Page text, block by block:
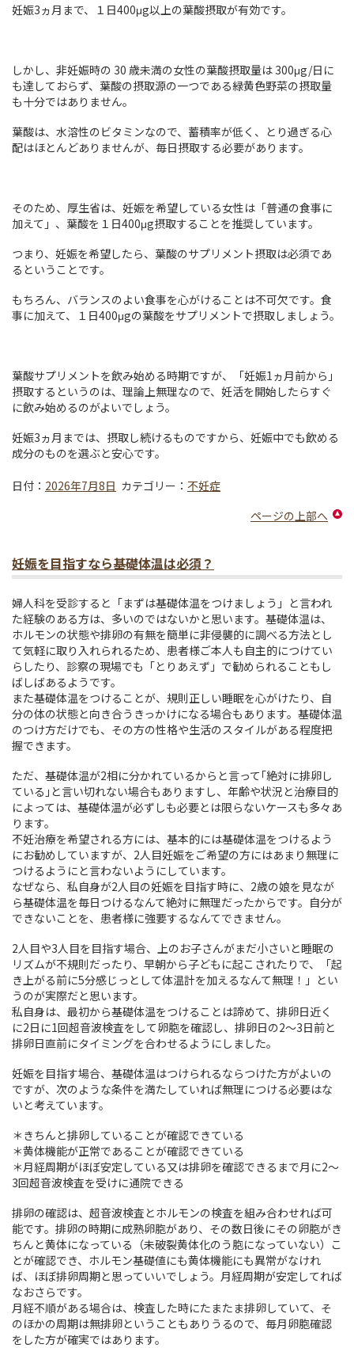
妊娠3ヵ月まで、１日400μg以上の葉酸摂取が有効です。
しかし、非妊娠時の 30 歳未満の女性の葉酸摂取量は 300μg/日に
も達しておらず、葉酸の摂取源の一つである緑黄色野菜の摂取量
も十分ではありません。
葉酸は、水溶性のビタミンなので、蓄積率が低く、とり過ぎる心
配はほとんどありませんが、毎日摂取する必要があります。
そのため、厚生省は、妊娠を希望している女性は「普通の食事に
加えて」、葉酸を１日400μg摂取することを推奨しています。
つまり、妊娠を希望したら、葉酸のサプリメント摂取は必須であ
るということです。
もちろん、バランスのよい食事を心がけることは不可欠です。食
事に加えて、１日400μgの葉酸をサプリメントで摂取しましょう。
葉酸サプリメントを飲み始める時期ですが、「妊娠1ヵ月前から」
摂取するというのは、理論上無理なので、妊活を開始したらすぐ
に飲み始めるのがよいでしょう。
妊娠3ヵ月までは、摂取し続けるものですから、妊娠中でも飲める
成分のものを選ぶと安心です。
日付： 2026年7月8日 カテゴリー： 不妊症
ページの上部へ
妊娠を目指すなら基礎体温は必須？
婦人科を受診すると「まずは基礎体温をつけましょう」と言われ
た経験のある方は、多いのではないかと思います。基礎体温は、
ホルモンの状態や排卵の有無を簡単に非侵襲的に調べる方法とし
て気軽に取り入れられるため、患者様ご本人も自主的につけてい
らしたり、診察の現場でも「とりあえず」で勧められることもし
ばしばあるようです。
また基礎体温をつけることが、規則正しい睡眠を心がけたり、自
分の体の状態と向き合うきっかけになる場合もあります。基礎体温
のつけ方だけでも、その方の性格や生活のスタイルがある程度把
握できます。
ただ、基礎体温が2相に分かれているからと言って｢絶対に排卵し
ている｣と言い切れない場合もありますし、年齢や状況と治療目的
によっては、基礎体温が必ずしも必要とは限らないケースも多々あ
ります。
不妊治療を希望される方には、基本的には基礎体温をつけるよう
にお勧めしていますが、2人目妊娠をご希望の方にはあまり無理に
つけるようにと言わないようにしています。
なぜなら、私自身が2人目の妊娠を目指す時に、2歳の娘を見なが
ら基礎体温を毎日つけるなんて絶対に無理だったからです。自分が
できないことを、患者様に強要するなんてできません。
2人目や3人目を目指す場合、上のお子さんがまだ小さいと睡眠の
リズムが不規則だったり、早朝から子どもに起こされたりで、「起
き上がる前に5分感じっとして体温計を加えるなんて無理！」とい
うのが実際だと思います。
私自身は、最初から基礎体温をつけることは諦めて、排卵日近く
に2日に1回超音波検査をして卵胞を確認し、排卵日の2～3日前と
排卵日直前にタイミングを合わせるようにしました。
妊娠を目指す場合、基礎体温はつけられるならつけた方がよいの
ですが、次のような条件を満たしていれば無理につける必要はな
いと考えています。
＊きちんと排卵していることが確認できている
＊黄体機能が正常であることが確認できている
＊月経周期がほぼ安定している又は排卵を確認できるまで月に2～
3回超音波検査を受けに通院できる
排卵の確認は、超音波検査とホルモンの検査を組み合わせれば可
能です。排卵の時期に成熟卵胞があり、その数日後にその卵胞がき
ちんと黄体になっている（未破裂黄体化のう胞になっていない）こ
とが確認でき、ホルモン基礎値にも黄体機能にも異常がなけれ
ば、ほぼ排卵周期と思っていいでしょう。月経周期が安定してれば
なおさらです。
月経不順がある場合は、検査した時にたまたま排卵していて、そ
のほかの周期は無排卵ということもありうるので、毎月卵胞確認
をした方が確実ではあります。